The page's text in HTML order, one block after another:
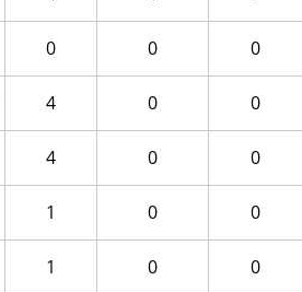
0 0 0
4 0 0
4 0 0
1 0 0
1 0 0